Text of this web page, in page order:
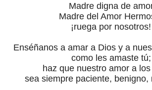
Madre digna de
Madre del Amor
¡ruega por nosotros!
Enséñanos a amar a Dios y a
como les amaste tú;
haz que nuestro amor a
sea siempre paciente, benigno,